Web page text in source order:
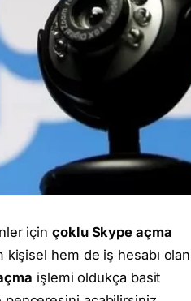
içinçoklu Skype açma
kişisel hem de iş hesabı olan
işlemi oldukça basit